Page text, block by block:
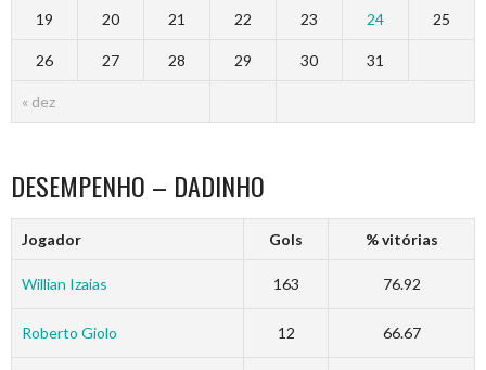
« dez
19 20 21 22 23 24 25
26 27 28 29 30 31
DESEMPENHO – DADINHO
Jogador Gols % vitórias
Willian Izaias 163 76.92
Roberto Giolo 12 66.67